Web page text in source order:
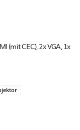
(mit CEC), 2x VGA, 1x